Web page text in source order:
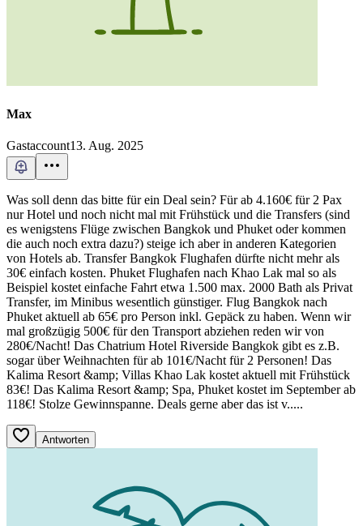
Max
Gastaccount13. Aug. 2025
Was soll denn das bitte für ein Deal sein? Für ab 4.160€ für 2 Pax
nur Hotel und noch nicht mal mit Frühstück und die Transfers (sind
es wenigstens Flüge zwischen Bangkok und Phuket oder kommen
die auch noch extra dazu?) steige ich aber in anderen Kategorien
von Hotels ab. Transfer Bangkok Flughafen dürfte nicht mehr als
30€ einfach kosten. Phuket Flughafen nach Khao Lak mal so als
Beispiel kostet einfache Fahrt etwa 1.500 max. 2000 Bath als Privat
Transfer, im Minibus wesentlich günstiger. Flug Bangkok nach
Phuket aktuell ab 65€ pro Person inkl. Gepäck zu haben. Wenn wir
mal großzügig 500€ für den Transport abziehen reden wir von
280€/Nacht! Das Chatrium Hotel Riverside Bangkok gibt es z.B.
sogar über Weihnachten für ab 101€/Nacht für 2 Personen! Das
Kalima Resort &amp; Villas Khao Lak kostet aktuell mit Frühstück
83€! Das Kalima Resort &amp; Spa, Phuket kostet im September ab
118€! Stolze Gewinnspanne. Deals gerne aber das ist v.....
Antworten